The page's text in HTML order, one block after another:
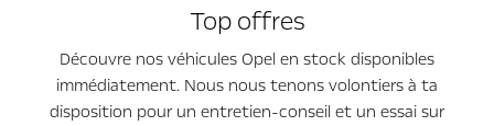
Top offres
Découvre nos véhicules Opel en stock disponibles
immédiatement. Nous nous tenons volontiers à ta
disposition pour un entretien-conseil et un essai sur